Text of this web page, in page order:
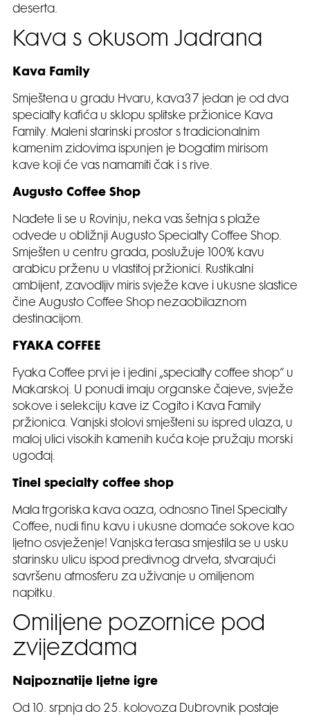
deserta.
Kava s okusom Jadrana
Kava Family
Smještena u gradu Hvaru, kava37 jedan je od dva
specialty kafića u sklopu splitske pržionice Kava
Family. Maleni starinski prostor s tradicionalnim
kamenim zidovima ispunjen je bogatim mirisom
kave koji će vas namamiti čak i s rive.
Augusto Coffee Shop
Nađete li se u Rovinju, neka vas šetnja s plaže
odvede u obližnji Augusto Specialty Coffee Shop.
Smješten u centru grada, poslužuje 100% kavu
arabicu prženu u vlastitoj pržionici. Rustikalni
ambijent, zavodljiv miris svježe kave i ukusne slastice
čine Augusto Coffee Shop nezaobilaznom
destinacijom.
FYAKA COFFEE
Fyaka Coffee prvi je i jedini „specialty coffee shop“ u
Makarskoj. U ponudi imaju organske čajeve, svježe
sokove i selekciju kave iz Cogito i Kava Family
pržionica. Vanjski stolovi smješteni su ispred ulaza, u
maloj ulici visokih kamenih kuća koje pružaju morski
ugođaj.
Tinel specialty coffee shop
Mala trgoriska kava oaza, odnosno Tinel Specialty
Coffee, nudi finu kavu i ukusne domaće sokove kao
ljetno osvježenje! Vanjska terasa smjestila se u usku
starinsku ulicu ispod predivnog drveta, stvarajući
savršenu atmosferu za uživanje u omiljenom
napitku.
Omiljene pozornice pod
zvijezdama
Najpoznatije ljetne igre
Od 10. srpnja do 25. kolovoza Dubrovnik postaje